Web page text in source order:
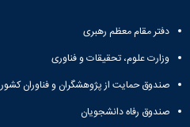
دفتر مقام معظم رهبری
وزارت علوم، تحقیقات و فناوری
صندوق حمایت از پژوهشگران و فناوران کشور
صندوق رفاه دانشجویان